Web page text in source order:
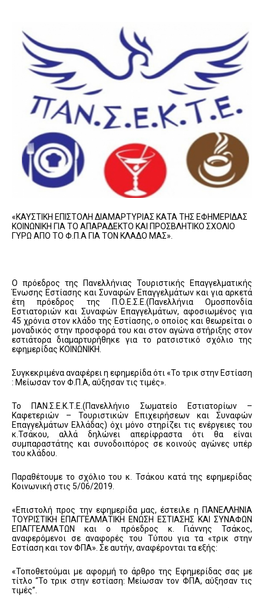
«ΚΑΥΣΤΙΚΗ ΕΠΙΣΤΟΛΗ ΔΙΑΜΑΡΤΥΡΙΑΣ ΚΑΤΑ ΤΗΣ ΕΦΗΜΕΡΙΔΑΣ
ΚΟΙΝΩΝΙΚΗ ΓΙΑ ΤΟ ΑΠΑΡΑΔΕΚΤΟ ΚΑΙ ΠΡΟΣΒΛΗΤΙΚΟ ΣΧΟΛΙΟ
ΓΥΡΩ ΑΠΟ ΤΟ Φ.Π.Α ΓΙΑ ΤΟΝ ΚΛΑΔΟ ΜΑΣ».
Ο πρόεδρος της Πανελλήνιας Τουριστικής Επαγγελματικής
Ένωσης Εστίασης και Συναφών Επαγγελμάτων και για αρκετά
έτη πρόεδρος της Π.Ο.Ε.Σ.Ε.(Πανελλήνια Ομοσπονδία
Εστιατοριών και Συναφών Επαγγελμάτων, αφοσιωμένος για
45 χρόνια στον κλάδο της Εστίασης, ο οποίος και θεωρείται ο
μοναδικός στην προσφορά του και στον αγώνα στήριξης στον
εστιάτορα διαμαρτυρήθηκε για το ρατσιστικό σχόλιο της
εφημερίδας ΚΟΙΝΩΝΙΚΗ.
Συγκεκριμένα αναφέρει η εφημερίδα ότι «Το τρικ στην Εστίαση
: Μείωσαν τον Φ.Π.Α, αύξησαν τις τιμές».
Το ΠΑΝ.Σ.Ε.Κ.Τ.Ε.(Πανελλήνιο Σωματείο Εστιατορίων –
Καφετεριών – Τουριστικών Επιχειρήσεων και Συναφών
Επαγγελμάτων Ελλάδας) όχι μόνο στηρίζει τις ενέργειες του
κ.Τσάκου, αλλά δηλώνει απερίφραστα ότι θα είναι
συμπαραστάτης και συνοδοιπόρος σε κοινούς αγώνες υπέρ
του κλάδου.
Παραθέτουμε το σχόλιο του κ. Τσάκου κατά της εφημερίδας
Κοινωνική στις 5/06/2019.
«Επιστολή προς την εφημερίδα μας, έστειλε η ΠΑΝΕΛΛΗΝΙΑ
ΤΟΥΡΙΣΤΙΚΗ ΕΠΑΓΓΕΛΜΑΤΙΚΗ ΕΝΩΣΗ ΕΣΤΙΑΣΗΣ ΚΑΙ ΣΥΝΑΦΩΝ
ΕΠΑΓΓΕΛΜΑΤΩΝ και ο πρόεδρος κ. Γιάννης Τσάκος,
αναφερόμενοι σε αναφορές του Τύπου για τα «τρικ στην
Εστίαση και τον ΦΠΑ». Σε αυτήν, αναφέρονται τα εξής:
«Τοποθετούμαι με αφορμή το άρθρο της Εφημερίδας σας με
τίτλο “Το τρικ στην εστίαση: Μείωσαν τον ΦΠΑ, αύξησαν τις
τιμές”.